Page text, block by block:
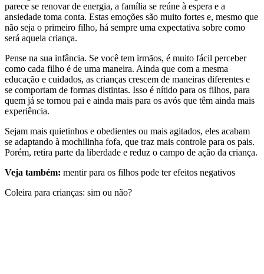
parece se renovar de energia, a família se reúne à espera e a
ansiedade toma conta. Estas emoções são muito fortes e, mesmo que
não seja o primeiro filho, há sempre uma expectativa sobre como
será aquela criança.
Pense na sua infância. Se você tem irmãos, é muito fácil perceber
como cada filho é de uma maneira. Ainda que com a mesma
educação e cuidados, as crianças crescem de maneiras diferentes e
se comportam de formas distintas. Isso é nítido para os filhos, para
quem já se tornou pai e ainda mais para os avós que têm ainda mais
experiência.
Sejam mais quietinhos e obedientes ou mais agitados, eles acabam
se adaptando à mochilinha fofa, que traz mais controle para os pais.
Porém, retira parte da liberdade e reduz o campo de ação da criança.
Veja também: mentir para os filhos pode ter efeitos negativos
Coleira para crianças: sim ou não?